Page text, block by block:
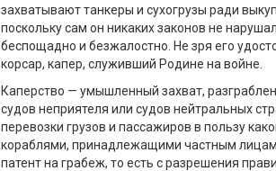
захватывают танкеры и сухогрузы ради
поскольку сам он никаких законов не
беспощадно и безжалостно. Не зря его
корсар, капер, служивший Родине на войне.
Каперство — умышленный захват,
судов неприятеля или судов нейтральных
перевозки грузов и пассажиров в пользу
кораблями, принадлежащими частным
патент на грабеж, то есть с разрешения